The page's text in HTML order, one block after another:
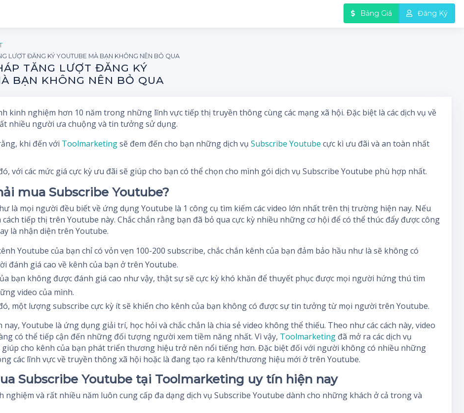
Bảng Giá Đăng Ký
LƯỢT ĐĂNG KÝ YOUTUBE MÀ BẠN KHÔNG NÊN BỎ QUA
TĂNG LƯỢT ĐĂNG KÝ
BẠN KHÔNG NÊN BỎ QUA
kinh nghiệm hơn 10 năm trong những lĩnh vực tiếp thị truyền thông cùng các mạng xã hội. Đặc biệt là các dịch vụ về
nhiều người ưa chuộng và tin tưởng sử dụng.
khi đến với Toolmarketingsẽ đem đến cho bạn những dịch vụSubscribe Youtube cực kì ưu đãi và an toàn nhất
với các mức giá cực kỳ ưu đãi sẽ giúp cho bạn có thể chọn cho mình gói dịch vụ Subscribe Youtube phù hợp nhất.
mua Subscribe Youtube?
là mọi người đều biết về ứng dụng Youtube là 1 công cụ tìm kiếm các video lớn nhất trên thị trường hiện nay. Nếu
tiếp thị trên Youtube này. Chắc chắn rằng bạn đã bỏ qua cực kỳ nhiều những cơ hội để có thể thúc đẩy được công
là nhận diện trên Youtube.
Youtube của bạn chỉ có vỏn vẹn 100-200 subscribe, chắc chắn kênh của bạn đảm bảo hầu như là sẽ không có
đánh giá cao về kênh của bạn ở trên Youtube.
bạn không được đánh giá cao như vậy, thật sự sẽ cực kỳ khó khăn để thuyết phục được mọi người hứng thú tìm
video của mình.
một lượng subscribe cực kỳ ít sẽ khiến cho kênh của bạn không có được sự tin tưởng từ mọi người trên Youtube.
nay, Youtube là ứng dụng giải trí, học hỏi và chắc chắn là chia sẻ video không thể thiếu. Theo như các cách này, video
có thể tiếp cận đến những đối tượng người xem tiềm năng nhất. Vì vậy, Toolmarketing đã mở ra các dịch vụ
giúp cho kênh của bạn phát triển thương hiệu trở nên nổi tiếng hơn. Đặc biệt đối với người không có nhiều những
các lĩnh vực về truyền thông xã hội hoặc là đang tạo ra kênh/thương hiệu mới ở trên Youtube.
Subscribe Youtube tại Toolmarketing uy tín hiện nay
nghiệm và rất nhiều năm luôn cung cấp đa dạng dịch vụ Subscribe Youtube dành cho những khách ở cả trong và